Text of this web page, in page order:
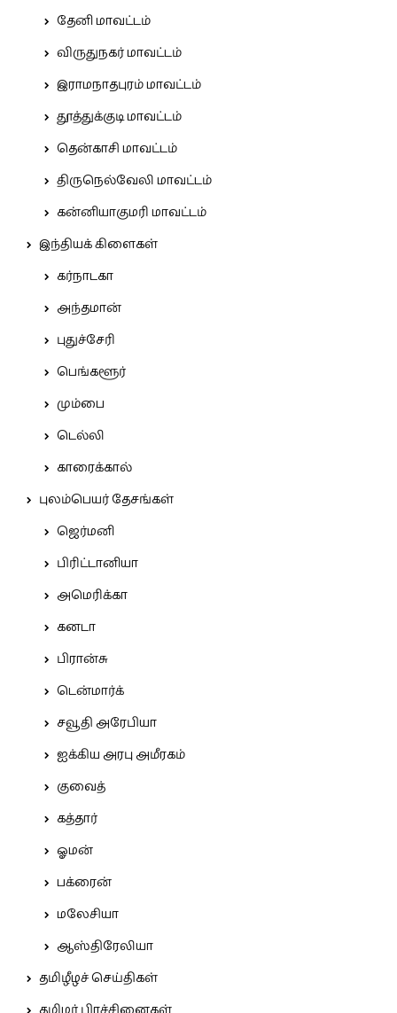
தேனி மாவட்டம்
விருதுநகர் மாவட்டம்
இராமநாதபுரம் மாவட்டம்
தூத்துக்குடி மாவட்டம்
தென்காசி மாவட்டம்
திருநெல்வேலி மாவட்டம்
கன்னியாகுமரி மாவட்டம்
இந்தியக் கிளைகள்
கர்நாடகா
அந்தமான்
புதுச்சேரி
பெங்களூர்
மும்பை
டெல்லி
காரைக்கால்
புலம்பெயர் தேசங்கள்
ஜெர்மனி
பிரிட்டானியா
அமெரிக்கா
கனடா
பிரான்சு
டென்மார்க்
சவூதி அரேபியா
ஐக்கிய அரபு அமீரகம்
குவைத்
கத்தார்
ஓமன்
பக்ரைன்
மலேசியா
ஆஸ்திரேலியா
தமிழீழச் செய்திகள்